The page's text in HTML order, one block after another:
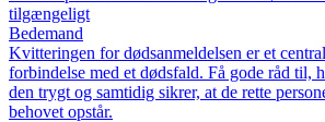
tilgængeligt
Bedemand
Kvitteringen for dødsanmeldelsen er et
forbindelse med et dødsfald. Få gode råd til,
den trygt og samtidig sikrer, at de rette
behovet opstår.